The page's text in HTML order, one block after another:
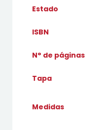
Estado
ISBN
N° de páginas
Tapa
Medidas